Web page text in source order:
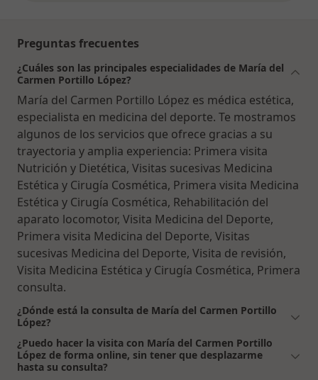
Preguntas frecuentes
¿Cuáles son las principales especialidades de María del
Carmen Portillo López?
María del Carmen Portillo López es médica estética,
especialista en medicina del deporte. Te mostramos
algunos de los servicios que ofrece gracias a su
trayectoria y amplia experiencia: Primera visita
Nutrición y Dietética, Visitas sucesivas Medicina
Estética y Cirugía Cosmética, Primera visita Medicina
Estética y Cirugía Cosmética, Rehabilitación del
aparato locomotor, Visita Medicina del Deporte,
Primera visita Medicina del Deporte, Visitas
sucesivas Medicina del Deporte, Visita de revisión,
Visita Medicina Estética y Cirugía Cosmética, Primera
consulta.
¿Dónde está la consulta de María del Carmen Portillo
López?
¿Puedo hacer la visita con María del Carmen Portillo
López de forma online, sin tener que desplazarme
hasta su consulta?